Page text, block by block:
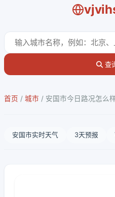
查
首页 / 城市 / 安国市今日路况怎么
安国市实时天气 3天预报